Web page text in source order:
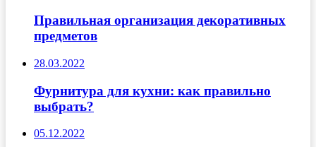
Правильная организация декоративных
предметов
28.03.2022
Фурнитура для кухни: как правильно
выбрать?
05.12.2022